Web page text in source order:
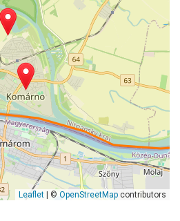
Leaflet | © OpenStreetMap contributors